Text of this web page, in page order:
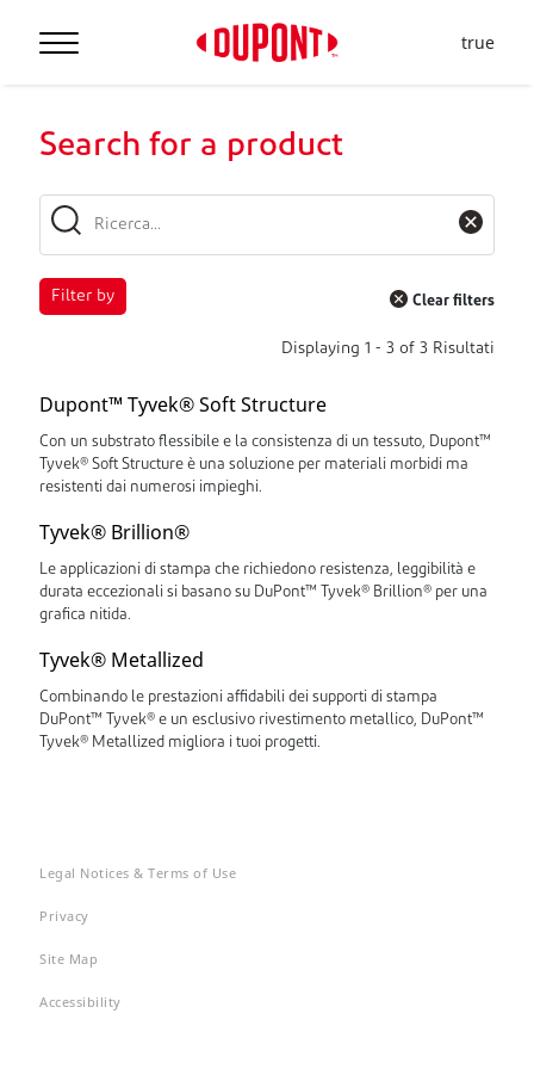
true
Search for a product
Filter by Clear filters
Displaying 1 - 3 of 3 Risultati
Dupont™ Tyvek® Soft Structure
Con un substrato flessibile e la consistenza di un tessuto, Dupont™
Tyvek® Soft Structure è una soluzione per materiali morbidi ma
resistenti dai numerosi impieghi.
Tyvek® Brillion®
Le applicazioni di stampa che richiedono resistenza, leggibilità e
durata eccezionali si basano su DuPont™ Tyvek® Brillion® per una
grafica nitida.
Tyvek® Metallized
Combinando le prestazioni affidabili dei supporti di stampa
DuPont™ Tyvek® e un esclusivo rivestimento metallico, DuPont™
Tyvek® Metallized migliora i tuoi progetti.
Legal Notices & Terms of Use
Privacy
Site Map
Accessibility